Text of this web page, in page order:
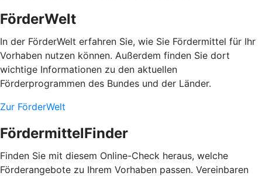
FörderWelt
In der FörderWelt erfahren Sie, wie Sie Fördermittel für Ihr
Vorhaben nutzen können. Außerdem finden Sie dort
wichtige Informationen zu den aktuellen
Förderprogrammen des Bundes und der Länder.
Zur FörderWelt
FördermittelFinder
Finden Sie mit diesem Online-Check heraus, welche
Förderangebote zu Ihrem Vorhaben passen. Vereinbaren